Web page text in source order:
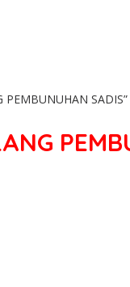
PEMBUNUHAN SADIS”